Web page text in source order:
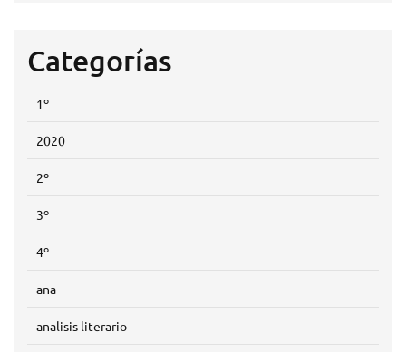
Categorías
1º
2020
2º
3º
4º
ana
analisis literario